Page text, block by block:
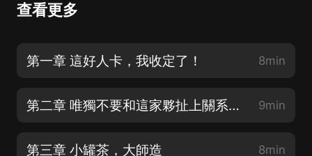
查看更多
第一章 這好人卡，我收定了！ 8min
第二章 唯獨不要和這家夥扯上關系呢~ 9min
第三章 小罐茶，大師造 8min